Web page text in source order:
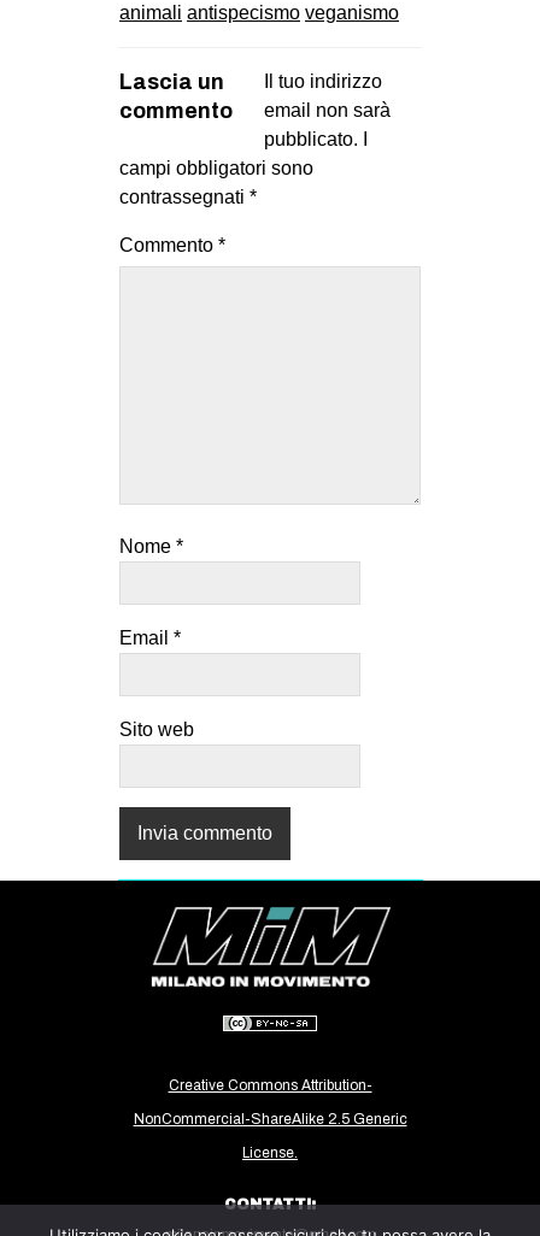
animali antispecismo veganismo
Lascia un
commento
Il tuo indirizzo
email non sarà
pubblicato.
campi obbligatori sono
contrassegnati *
Commento *
Nome *
Email *
Sito web
Creative Commons Attribution-
NonCommercial-ShareAlike 2.5 Generic
License.
CONTATTI: